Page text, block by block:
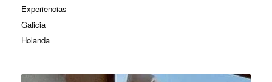
Experiencias
Galicia
Holanda